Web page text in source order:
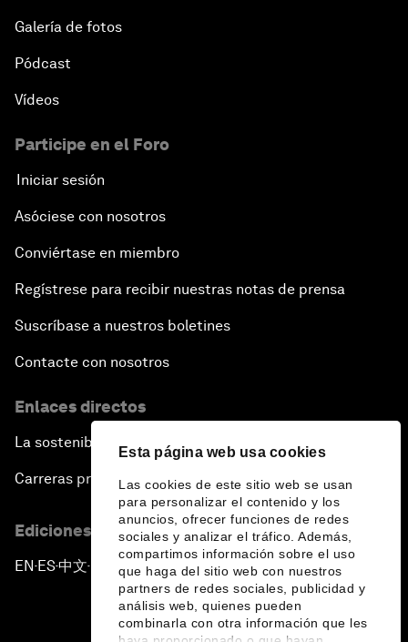
Esta página web usa cookies
Las cookies de este sitio web se usan
para personalizar el contenido y los
anuncios, ofrecer funciones de redes
sociales y analizar el tráfico. Además,
compartimos información sobre el uso
que haga del sitio web con nuestros
partners de redes sociales, publicidad y
análisis web, quienes pueden
combinarla con otra información que les
Galería de fotos
Pódcast
Vídeos
Participe en el Foro
Iniciar sesión
Asóciese con nosotros
Conviértase en miembro
Regístrese para recibir nuestras notas de prensa
Suscríbase a nuestros boletines
Contacte con nosotros
Enlaces directos
La sostenibilidad en el Foro
Carreras profesionales
Ediciones en otros idiomas
EN ▪ES▪中文▪ 日本語